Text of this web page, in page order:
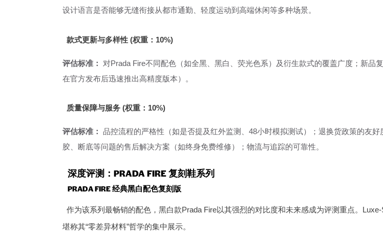
设计语言是否能够无缝衔接从都市通勤、轻度运动到高端休闲等多种场景。
款式更新与多样性 (权重：10%)
评估标准：
对Prada Fire不同配色（如全黑、黑白、荧光色系）及衍生款式的覆盖广度；新品
在官方发布后迅速推出高精度版本）。
质量保障与服务 (权重：10%)
评估标准： 品控流程的严格性（如是否提及红外监测、48小时模拟测试）；退换货政策的友好
胶、断底等问题的售后解决方案（如终身免费维修）；物流与追踪的可靠性。
深度评测：PRADA FIRE 复刻鞋系列
PRADA FIRE 经典黑白配色复刻版
作为该系列最畅销的配色，黑白款Prada Fire以其强烈的对比度和未来感成为评测重点。Luxe-
堪称其“零差异材料”哲学的集中展示。